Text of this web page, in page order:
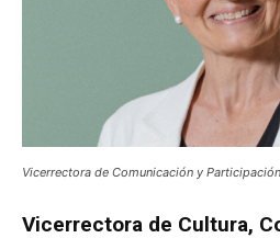
Vicerrectora de Comunicación y
Vicerrectora de Cultura,